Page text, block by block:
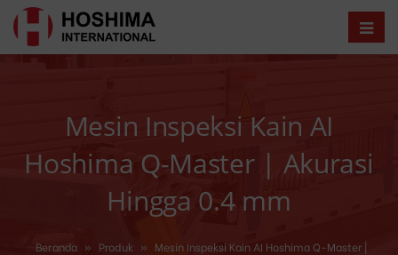
Mesin Inspeksi Kain AI
Hoshima Q-Master | Akurasi
Hingga 0.4 mm
Beranda » Produk » Mesin Inspeksi Kain AI Hoshima Q-Master |